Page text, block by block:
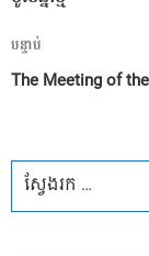
អត្ថបទ
បន្ទាប់
បន្ទាប់
The Meeting of